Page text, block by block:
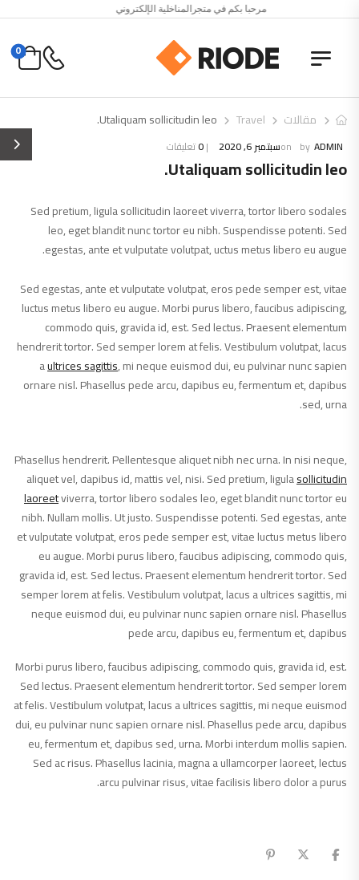
مرحبا بكم في متجرالمناخلية الإلكتروني
0
مقالات Travel
Utaliquam sollicitudin leo.
ADMIN سبتمبر 6, 2020 0تعليقات
Utaliquam sollicitudin leo.
Sed pretium, ligula sollicitudin laoreet viverra, tortor libero sodales
leo, eget blandit nunc tortor eu nibh. Suspendisse potenti. Sed
egestas, ante et vulputate volutpat, uctus metus libero eu augue.
Sed egestas, ante et vulputate volutpat, eros pede semper est, vitae
luctus metus libero eu augue. Morbi purus libero, faucibus adipiscing,
commodo quis, gravida id, est. Sed lectus. Praesent elementum
hendrerit tortor. Sed semper lorem at felis. Vestibulum volutpat, lacus
aultrices sagittis, mi neque euismod dui, eu pulvinar nunc sapien
ornare nisl. Phasellus pede arcu, dapibus eu, fermentum et, dapibus
sed, urna.
Phasellus hendrerit. Pellentesque aliquet nibh nec urna. In nisi neque,
aliquet vel, dapibus id, mattis vel, nisi. Sed pretium, ligulasollicitudin
laoreetviverra, tortor libero sodales leo, eget blandit nunc tortor eu
nibh. Nullam mollis. Ut justo. Suspendisse potenti. Sed egestas, ante
et vulputate volutpat, eros pede semper est, vitae luctus metus libero
eu augue. Morbi purus libero, faucibus adipiscing, commodo quis,
gravida id, est. Sed lectus. Praesent elementum hendrerit tortor. Sed
semper lorem at felis. Vestibulum volutpat, lacus a ultrices sagittis, mi
neque euismod dui, eu pulvinar nunc sapien ornare nisl. Phasellus
pede arcu, dapibus eu, fermentum et, dapibus
Morbi purus libero, faucibus adipiscing, commodo quis, gravida id, est.
Sed lectus. Praesent elementum hendrerit tortor. Sed semper lorem
at felis. Vestibulum volutpat, lacus a ultrices sagittis, mi neque euismod
dui, eu pulvinar nunc sapien ornare nisl. Phasellus pede arcu, dapibus
eu, fermentum et, dapibus sed, urna. Morbi interdum mollis sapien.
Sed ac risus. Phasellus lacinia, magna a ullamcorper laoreet, lectus
arcu pulvinar risus, vitae facilisis libero dolor a purus.